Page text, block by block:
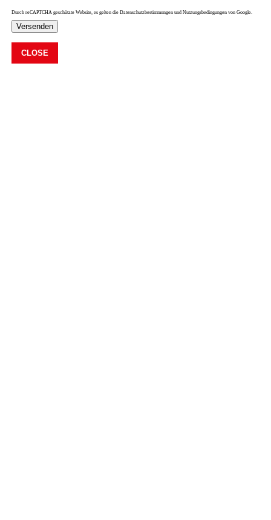
Durch reCAPTCHA geschützte Website, es gelten die Datenschutzbestimmungen und Nutzungsbedingungen von Google.
Versenden
CLOSE